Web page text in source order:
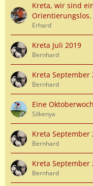
Kreta, wir sind
Orientierungslos.
Erhard
Kreta Juli 2019
Bernhard
Kreta September
Bernhard
Eine
Silkenya
Kreta September
Bernhard
Kreta September
Bernhard